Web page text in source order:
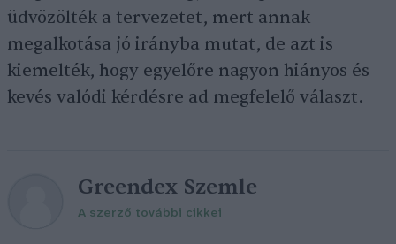
üdvözölték a tervezetet, mert annak
megalkotása jó irányba mutat, de azt is
kiemelték, hogy egyelőre nagyon hiányos és
kevés valódi kérdésre ad megfelelő választ.
Greendex Szemle
A szerző további cikkei